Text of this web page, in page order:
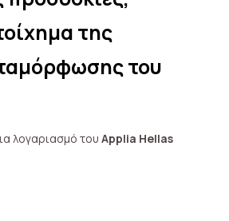
της
του
λογαριασμό του Applia Hellas